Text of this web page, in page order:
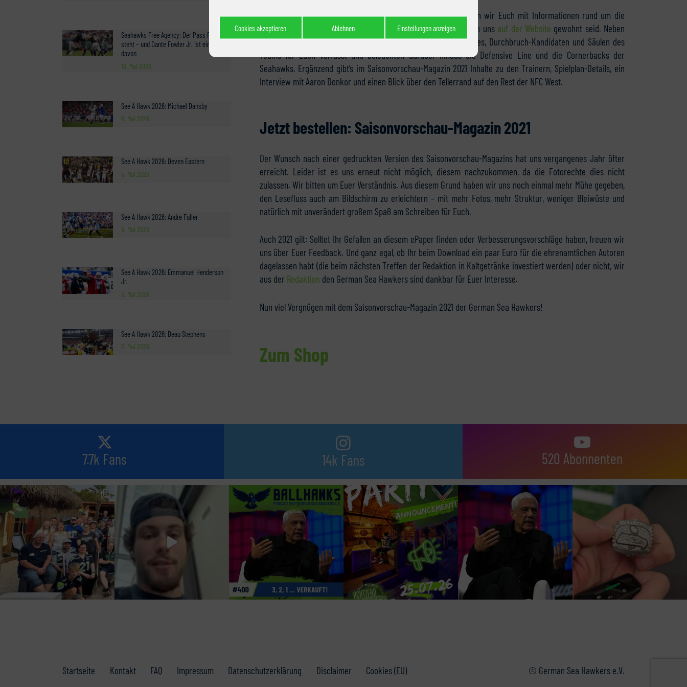
Cookies akzeptieren Ablehnen Einstellungen anzeigen
Seahawks Free Agency: Der Pass Rush
steht – und Dante Fowler Jr. ist ein Teil
davon
10. Mai 2026
See A Hawk 2026: Michael Dansby
6. Mai 2026
See A Hawk 2026: Deven Eastern
5. Mai 2026
See A Hawk 2026: Andre Fuller
4. Mai 2026
See A Hawk 2026: Emmanuel Henderson
Jr.
3. Mai 2026
See A Hawk 2026: Beau Stephens
2. Mai 2026
Auf diesmal 36 Seiten, vier mehr als vor einem Jahr, versorgen wir Euch mit Informationen rund um die
Seattle Seahawks
vor der anstehenden Saison, so wie Ihr es von uns auf der Website gewohnt seid. Neben
Lageberichten und Rückblicken haben wir Artikel zu den Rookies, Durchbruch-Kandidaten und Säulen des
Teams für Euch verfasst und beleuchten darüber hinaus die Defensive Line und die Cornerbacks der
Seahawks. Ergänzend gibt’s im Saisonvorschau-Magazin 2021 Inhalte zu den Trainern, Spielplan-Details, ein
Interview mit Aaron Donkor und einen Blick über den Tellerrand auf den Rest der NFC West.
Jetzt bestellen: Saisonvorschau-Magazin 2021
Der Wunsch nach einer gedruckten Version des Saisonvorschau-Magazins hat uns vergangenes Jahr öfter
erreicht. Leider ist es uns erneut nicht möglich, diesem nachzukommen, da die Fotorechte dies nicht
zulassen. Wir bitten um Euer Verständnis. Aus diesem Grund haben wir uns noch einmal mehr Mühe gegeben,
den Lesefluss auch am Bildschirm zu erleichtern – mit mehr Fotos, mehr Struktur, weniger Bleiwüste und
natürlich mit unverändert großem Spaß am Schreiben für Euch.
Auch 2021 gilt: Solltet Ihr Gefallen an diesem ePaper finden oder Verbesserungsvorschläge haben, freuen wir
uns über Euer Feedback. Und ganz egal, ob Ihr beim Download ein paar Euro für die ehrenamtlichen Autoren
dagelassen habt (die beim nächsten Treffen der Redaktion in Kaltgetränke investiert werden) oder nicht, wir
aus der Redaktion den German Sea Hawkers sind dankbar für Euer Interesse.
Nun viel Vergnügen mit dem Saisonvorschau-Magazin 2021 der German Sea Hawkers!
Zum Shop
7.7k Fans 14k Fans 520 Abonnenten
Startseite Kontakt FAQ Impressum Datenschutzerklärung Disclaimer Cookies (EU) © German Sea Hawkers e.V.